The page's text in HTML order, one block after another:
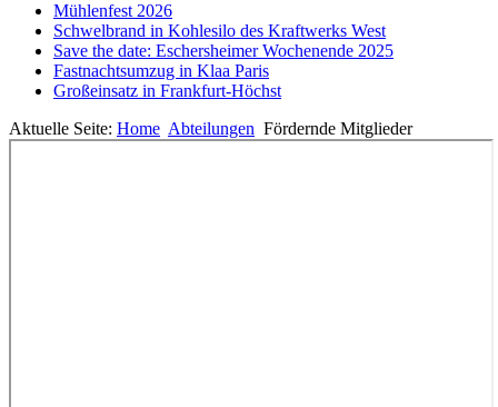
Mühlenfest 2026
Schwelbrand in Kohlesilo des Kraftwerks West
Save the date: Eschersheimer Wochenende 2025
Fastnachtsumzug in Klaa Paris
Großeinsatz in Frankfurt-Höchst
Aktuelle Seite: Home Abteilungen Fördernde Mitglieder